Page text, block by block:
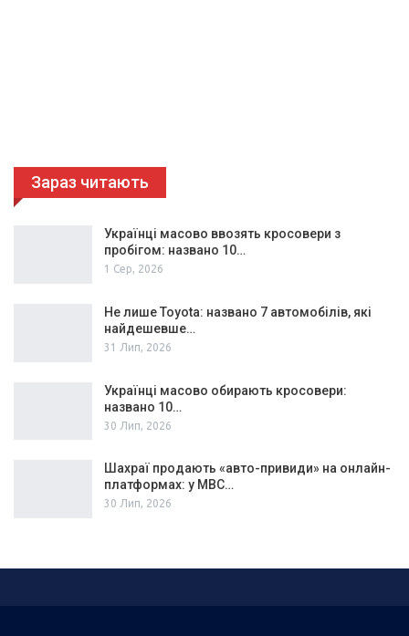
Зараз читають
Українці масово ввозять кросовери з
пробігом: названо 10…
1 Сер, 2026
Не лише Toyota: названо 7 автомобілів, які
найдешевше…
31 Лип, 2026
Українці масово обирають кросовери:
названо 10…
30 Лип, 2026
Шахраї продають «авто-привиди» на онлайн-
платформах: у МВС…
30 Лип, 2026